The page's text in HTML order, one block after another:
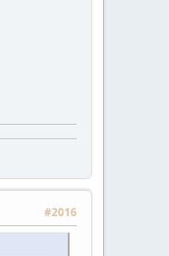
#2016